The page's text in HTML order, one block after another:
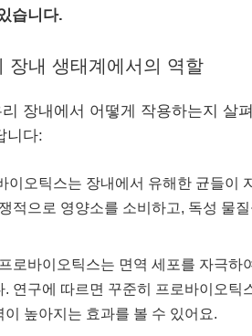
습니다.
장내 생태계에서의 역할
장내에서 어떻게 작용하는지 살
니다:
이오틱스는 장내에서 유해한 균들이
적으로 영양소를 소비하고, 독성 물
로바이오틱스는 면역 세포를 자극하
. 연구에 따르면 꾸준히 프로바이오틱
높아지는 효과를 볼 수 있어요.